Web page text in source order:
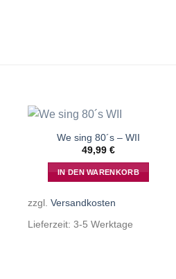
We sing 80´s – WII
49,99 €
IN DEN WARENKORB
zzgl. Versandkosten
Lieferzeit: 3-5 Werktage